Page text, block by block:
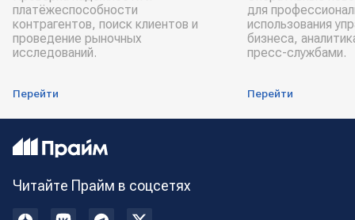
платёжеспособности
контрагентов, поиск клиентов и
проведение рыночных
исследований.
Перейти
для
использования
бизнеса,
пресс-службами.
Перейти
Читайте Прайм в соцсетях